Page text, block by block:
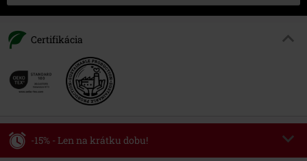
Certifikácia
-15% - Len na krátku dobu!